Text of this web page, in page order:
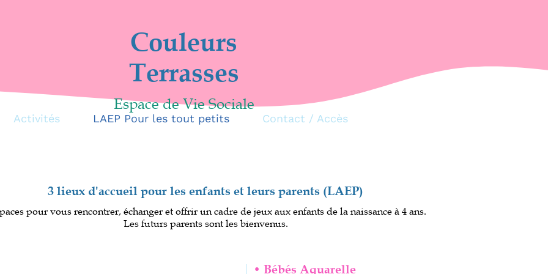
LAEP Pour les tout petits Contact / Accès
Couleurs
Terrasses
Espace de Vie Sociale
3 lieux d'accueil pour les enfants et leurs parents (LAEP)
rencontrer, échanger et offrir un cadre de jeux aux enfants de la naissance à 4 ans.
Les futurs parents sont les bienvenus.
• Bébés Aquarelle